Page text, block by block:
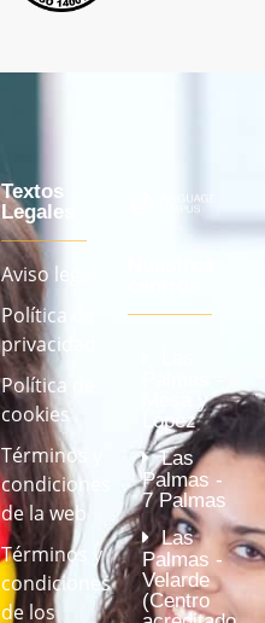
Textos
Legales
Aviso legal
Política de
privacidad
Política de
cookies
Términos y
condiciones
de la web
Términos y
condiciones
de los
Mesa y
López
Las
Palmas -
7 Palmas
Las
Palmas -
Velarde
(Centro